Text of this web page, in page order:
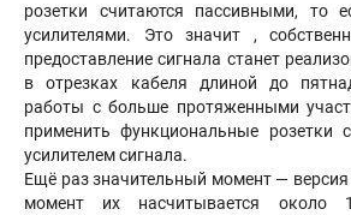
розетки считаются пассивными, то
усилителями. Это значит ,
предоставление сигнала станет
в отрезках кабеля длиной до
работы с больше протяженными
применить функциональные розетки
усилителем сигнала.
Ещё раз значительный момент — версия
момент их насчитывается около